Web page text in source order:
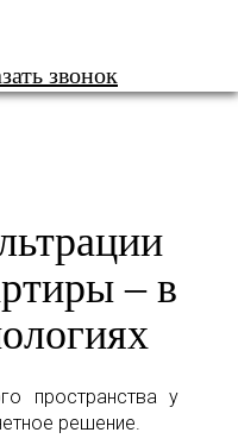
звонокВОДЫ
– в
пространства у
решение.